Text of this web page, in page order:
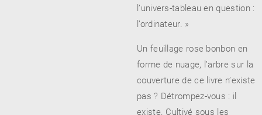
l’univers-tableau en question :
l’ordinateur. »
Un feuillage rose bonbon en
forme de nuage, l’arbre sur la
couverture de ce livre n’existe
pas ? Détrompez-vous : il
existe. Cultivé sous les